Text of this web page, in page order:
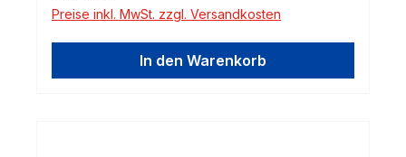
Preise inkl. MwSt. zzgl. Versandkosten
In den Warenkorb